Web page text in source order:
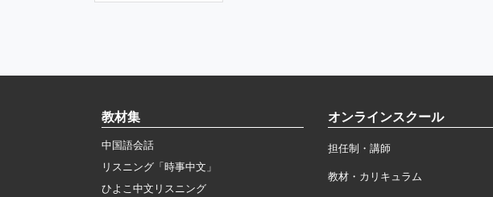
教材集
中国語会話
リスニング「時事中文」
ひよこ中文リスニング
オンラインスクール
担任制・講師
教材・カリキュラム